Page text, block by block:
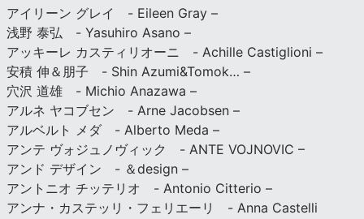
アイリーン グレイ - Eileen Gray –
浅野 泰弘 - Yasuhiro Asano –
アッキーレ カスティリオーニ - Achille Castiglioni –
安積 伸＆朋子 - Shin Azumi&Tomok… –
穴沢 道雄 - Michio Anazawa –
アルネ ヤコブセン - Arne Jacobsen –
アルベルト メダ - Alberto Meda –
アンテ ヴォジュノヴィック - ANTE VOJNOVIC –
アンド デザイン - ＆design –
アントニオ チッテリオ - Antonio Citterio –
アンナ・カステッリ・フェリエーリ - Anna Castelli